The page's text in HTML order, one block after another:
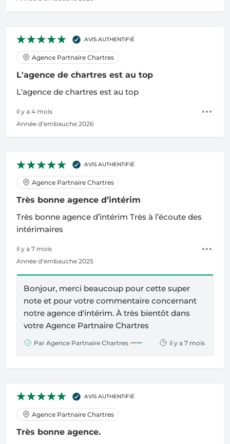
AVIS AUTHENTIFIÉ
Agence Partnaire Chartres
L'agence de chartres est au top
L'agence de chartres est au top
il y a 4 mois
Année d'embauche 2026
AVIS AUTHENTIFIÉ
Agence Partnaire Chartres
Très bonne agence d’intérim
Très bonne agence d’intérim Très à l’écoute des
intérimaires
il y a 7 mois
Année d'embauche 2025
Bonjour, merci beaucoup pour cette super
note et pour votre commentaire concernant
notre agence d'intérim. À très bientôt dans
votre Agence Partnaire Chartres
Par Agence Partnaire Chartres il y a 7 mois
AVIS AUTHENTIFIÉ
Agence Partnaire Chartres
Très bonne agence.